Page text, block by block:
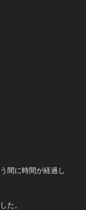
間に時間が経過し
た。